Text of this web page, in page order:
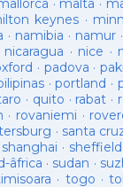
· malta ·
keynes ·
· namibia · namur ·
nicaragua · nice ·
· padova ·
·portland ·
· quito · rabat ·
· rovaniemi ·
· santa
shanghai · sheffield
âfrica · sudan ·
· togo ·